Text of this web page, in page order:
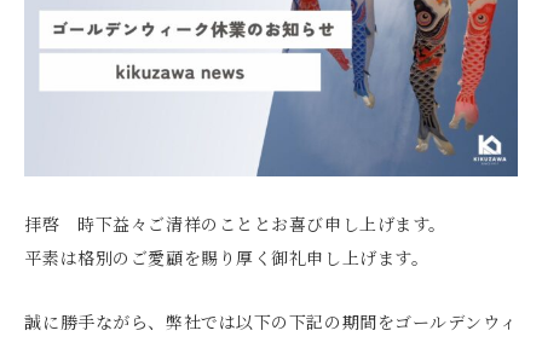
拝啓 時下益々ご清祥のこととお喜び申し上げます。
平素は格別のご愛顧を賜り厚く御礼申し上げます。
誠に勝手ながら、弊社では以下の下記の期間をゴールデンウィ